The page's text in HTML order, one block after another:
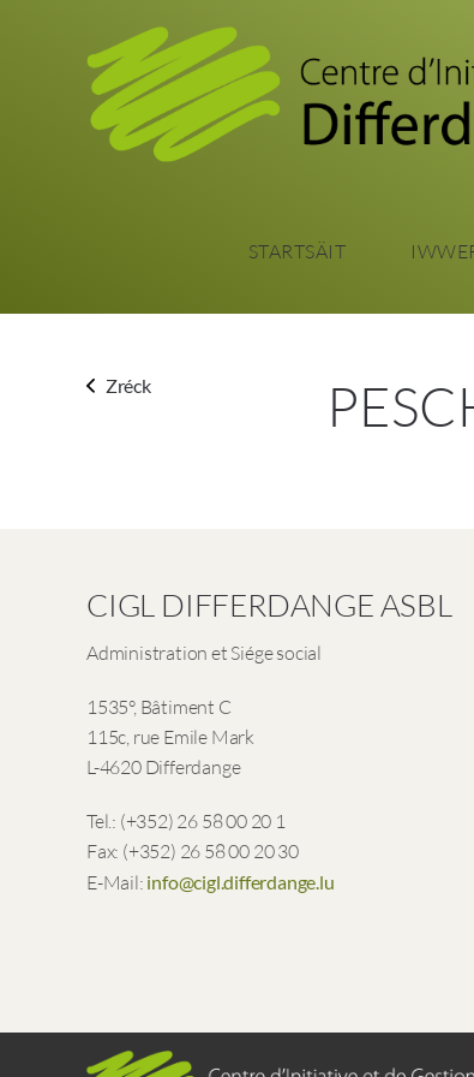
STARTSÄIT
Zréck
CIGL DIFFERDANGE ASBL
Administration et Siége social
1535°, Bâtiment C
115c, rue Emile Mark
L-4620 Differdange
Tel.: (+352) 26 58 00 20 1
Fax: (+352) 26 58 00 20 30
E-Mail: info@cigl.differdange.lu